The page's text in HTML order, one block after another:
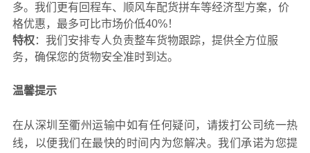
多。我们更有回程车、顺风车配货拼车等经济型方案，价
格优惠，最多可比市场价低40%！
特权：我们安排专人负责整车货物跟踪，提供全方位服
务，确保您的货物安全准时到达。
温馨提示
在从深圳至衢州运输中如有任何疑问，请拨打公司统一热
线，以便我们在最快的时间内为您解决。我们承诺为您提